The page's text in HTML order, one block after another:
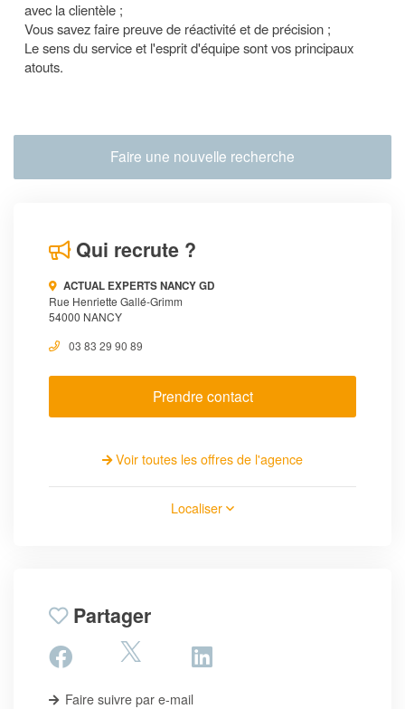
avec la clientèle ;
Vous savez faire preuve de réactivité et de précision ;
Le sens du service et l'esprit d'équipe sont vos principaux
atouts.
Faire une nouvelle recherche
Qui recrute ?
ACTUAL EXPERTS NANCY GD
Rue Henriette Gallé-Grimm
54000 NANCY
03 83 29 90 89
Prendre contact
Voir toutes les offres de l'agence
Localiser
Partager
Faire suivre par e-mail